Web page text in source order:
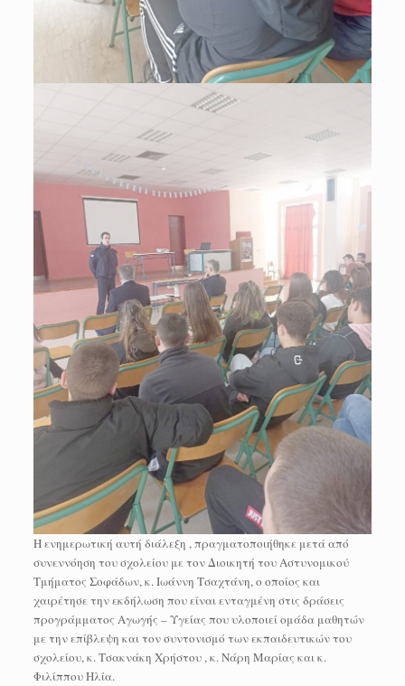
Η ενημερωτική αυτή διάλεξη , πραγματοποιήθηκε μετά από
συνεννόηση του σχολείου με τον Διοικητή του Αστυνομικού
Τμήματος Σοφάδων, κ. Ιωάννη Τσαχτάνη, ο οποίος και
χαιρέτησε την εκδήλωση που είναι ενταγμένη στις δράσεις
προγράμματος Αγωγής – Υγείας που υλοποιεί ομάδα μαθητών
με την επίβλεψη και τον συντονισμό των εκπαιδευτικών του
σχολείου, κ. Τσακνάκη Χρήστου , κ. Νάρη Μαρίας και κ.
Φιλίππου Ηλία.